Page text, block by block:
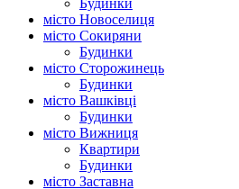
місто Новоселиця
місто Сокиряни
Будинки
місто Сторожинець
Будинки
місто Вашківці
Будинки
місто Вижниця
Квартири
Будинки
місто Заставна